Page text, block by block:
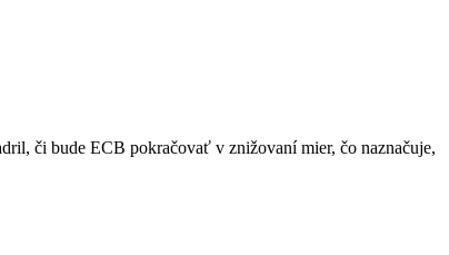
či bude ECB pokračovať v znižovaní mier, čo naznačuje,